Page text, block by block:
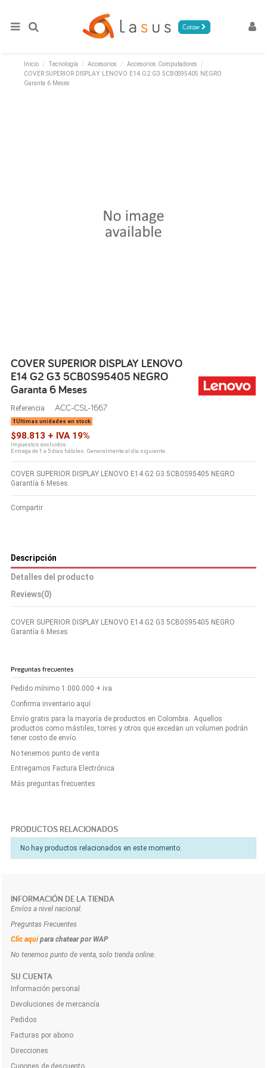
Cotizar
Inicio Tecnología Accesorios
Accesorios Computadores
COVER SUPERIOR DISPLAY LENOVO E14 G2 G3 5CB0S95405 NEGRO
Garanta 6 Meses
COVER SUPERIOR DISPLAY LENOVO
E14 G2 G3 5CB0S95405 NEGRO
Garanta 6 Meses
Referencia ACC-CSL-1667
Últimas unidades en stock
$98.813 + IVA 19%
Impuestos excluidos
Entrega de 1 a 5 días hábiles. Generalmente al día siguiente.
COVER SUPERIOR DISPLAY LENOVO E14 G2 G3 5CB0S95405 NEGRO
Garantía 6 Meses
Compartir
Descripción
Detalles del producto
Reviews(0)
COVER SUPERIOR DISPLAY LENOVO E14 G2 G3 5CB0S95405 NEGRO
Garantía 6 Meses
Preguntas frecuentes
Pedido mínimo 1.000.000 + iva
Confirma inventario aquí
Envío gratis para la mayoría de productos en Colombia. Aquellos
productos como mástiles, torres y otros que excedan un volumen podrán
tener costo de envío.
No tenemos punto de venta
Entregamos Factura Electrónica
Más preguntas frecuentes
PRODUCTOS RELACIONADOS
No hay productos relacionados en este momento.
INFORMACIÓN DE LA TIENDA
Envíos a nivel nacional.
Preguntas Frecuentes
Clic aquí para chatear por WAP
No tenemos punto de venta, solo tienda online.
SU CUENTA
Información personal
Devoluciones de mercancía
Pedidos
Facturas por abono
Direcciones
Cupones de descuento